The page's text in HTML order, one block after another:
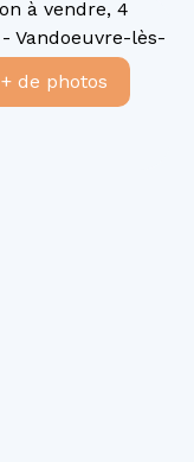
+ de photos